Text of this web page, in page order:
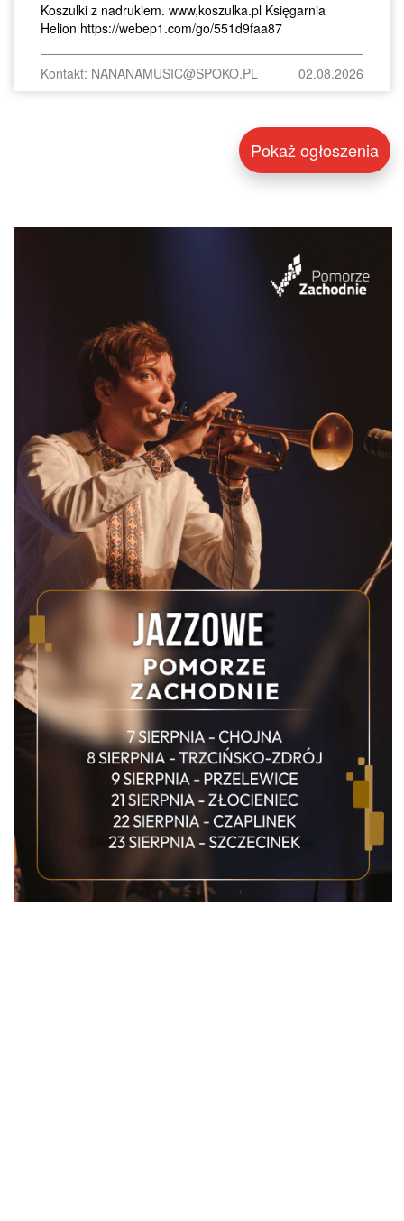
Koszulki z nadrukiem. www,koszulka.pl Księgarnia
Helion https://webep1.com/go/551d9faa87
Kontakt: NANANAMUSIC@SPOKO.PL 02.08.2026
Pokaż ogłoszenia